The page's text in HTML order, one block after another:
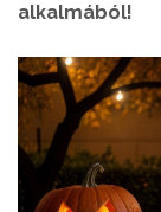
alkalmából!